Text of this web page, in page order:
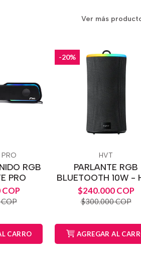
Ver más
PRO
RGB
PRO
CARRO
-20%
HVT
PARLANTE RGB
BLUETOOTH 10W -
$240.000 COP
$300.000 COP
AGREGAR AL